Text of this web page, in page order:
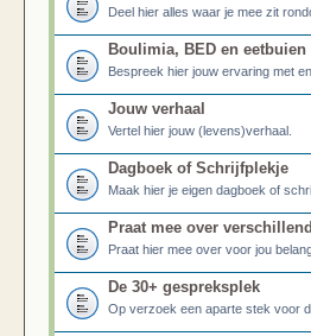
Deel hier alles waar je mee zit
Boulimia, BED en eetbuien
Bespreek hier jouw ervaring met
Jouw verhaal
Vertel hier jouw (levens)verhaal.
Dagboek of Schrijfplekje
Maak hier je eigen dagboek of
Praat mee over
Praat hier mee over voor jou
De 30+ gespreksplek
Op verzoek een aparte stek voor